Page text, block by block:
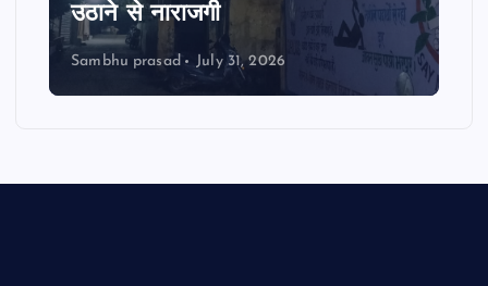
उठाने से नाराजगी
Sambhu prasad July 31, 2026